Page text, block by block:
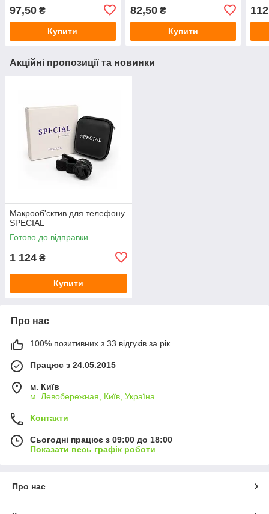
97,50 ₴
Купити
82,50₴
Купити
Акційні пропозиції та новинки
Макрооб'єктив для телефону
SPECIAL
Готово до відправки
1 124 ₴
Купити
Про нас
100% позитивних з 33 відгуків за рік
Працює з 24.05.2015
м. Київ
м. Левобережная, Київ, Україна
Контакти
Сьогодні працює з 09:00 до 18:00
Показати весь графік роботи
Про нас